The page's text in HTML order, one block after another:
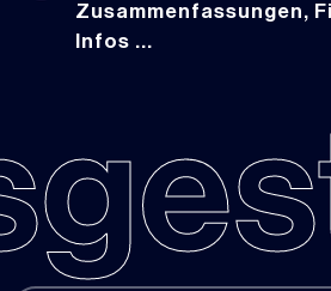
Zusammenfassungen,
Infos ...